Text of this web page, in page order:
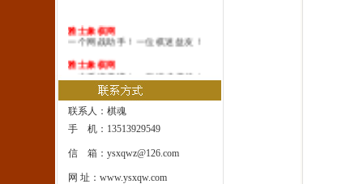
雅士象棋网
一个网战助手！一位棋迷益友！
雅士象棋网
一本系统棋谱！一所速成棋校！
雅士象棋网
一处修身圣地！一座雅士乐园！
联系人：棋魂
手 机：13513929549
信 箱：ysxqwz@126.com
网 址：www.ysxqw.com